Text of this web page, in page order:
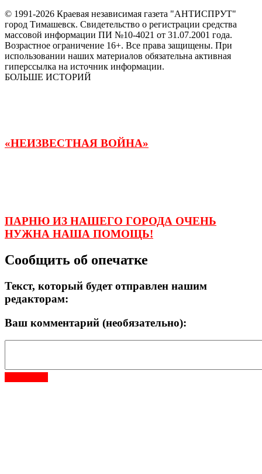
© 1991-2026 Краевая независимая газета "АНТИСПРУТ"
город Тимашевск. Свидетельство о регистрации средства
массовой информации ПИ №10-4021 от 31.07.2001 года.
Возрастное ограничение 16+. Все права защищены. При
использовании наших материалов обязательна активная
гиперссылка на источник информации.
БОЛЬШЕ ИСТОРИЙ
«НЕИЗВЕСТНАЯ ВОЙНА»
ПАРНЮ ИЗ НАШЕГО ГОРОДА ОЧЕНЬ
НУЖНА НАША ПОМОЩЬ!
Сообщить об опечатке
Текст, который будет отправлен нашим
редакторам:
Ваш комментарий (необязательно):